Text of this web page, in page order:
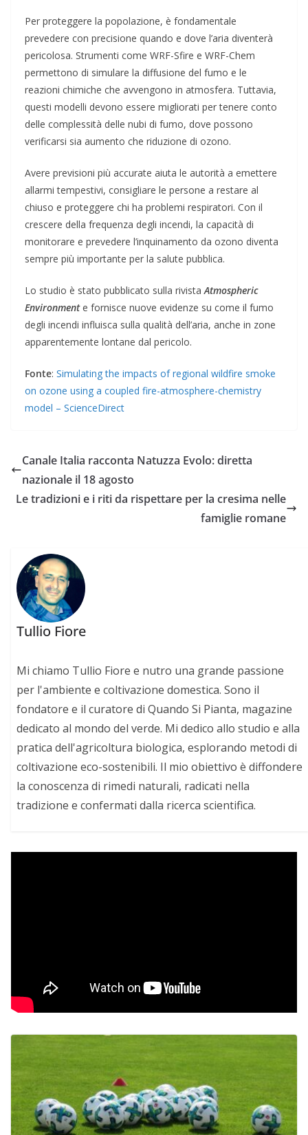
Per proteggere la popolazione, è fondamentale
prevedere con precisione quando e dove l’aria diventerà
pericolosa. Strumenti come WRF-Sfire e WRF-Chem
permettono di simulare la diffusione del fumo e le
reazioni chimiche che avvengono in atmosfera. Tuttavia,
questi modelli devono essere migliorati per tenere conto
delle complessità delle nubi di fumo, dove possono
verificarsi sia aumento che riduzione di ozono.
Avere previsioni più accurate aiuta le autorità a emettere
allarmi tempestivi, consigliare le persone a restare al
chiuso e proteggere chi ha problemi respiratori. Con il
crescere della frequenza degli incendi, la capacità di
monitorare e prevedere l’inquinamento da ozono diventa
sempre più importante per la salute pubblica.
Lo studio è stato pubblicato sulla rivista Atmospheric
Environmente fornisce nuove evidenze su come il fumo
degli incendi influisca sulla qualità dell’aria, anche in zone
apparentemente lontane dal pericolo.
Fonte: Simulating the impacts of regional wildfire smoke
on ozone using a coupled fire-atmosphere-chemistry
model – ScienceDirect
Canale Italia racconta Natuzza Evolo: diretta
nazionale il 18 agosto
Le tradizioni e i riti da rispettare per la cresima nelle
famiglie romane
Tullio Fiore
Mi chiamo Tullio Fiore e nutro una grande passione
per l'ambiente e coltivazione domestica. Sono il
fondatore e il curatore di Quando Si Pianta, magazine
dedicato al mondo del verde. Mi dedico allo studio e alla
pratica dell'agricoltura biologica, esplorando metodi di
coltivazione eco-sostenibili. Il mio obiettivo è diffondere
la conoscenza di rimedi naturali, radicati nella
tradizione e confermati dalla ricerca scientifica.